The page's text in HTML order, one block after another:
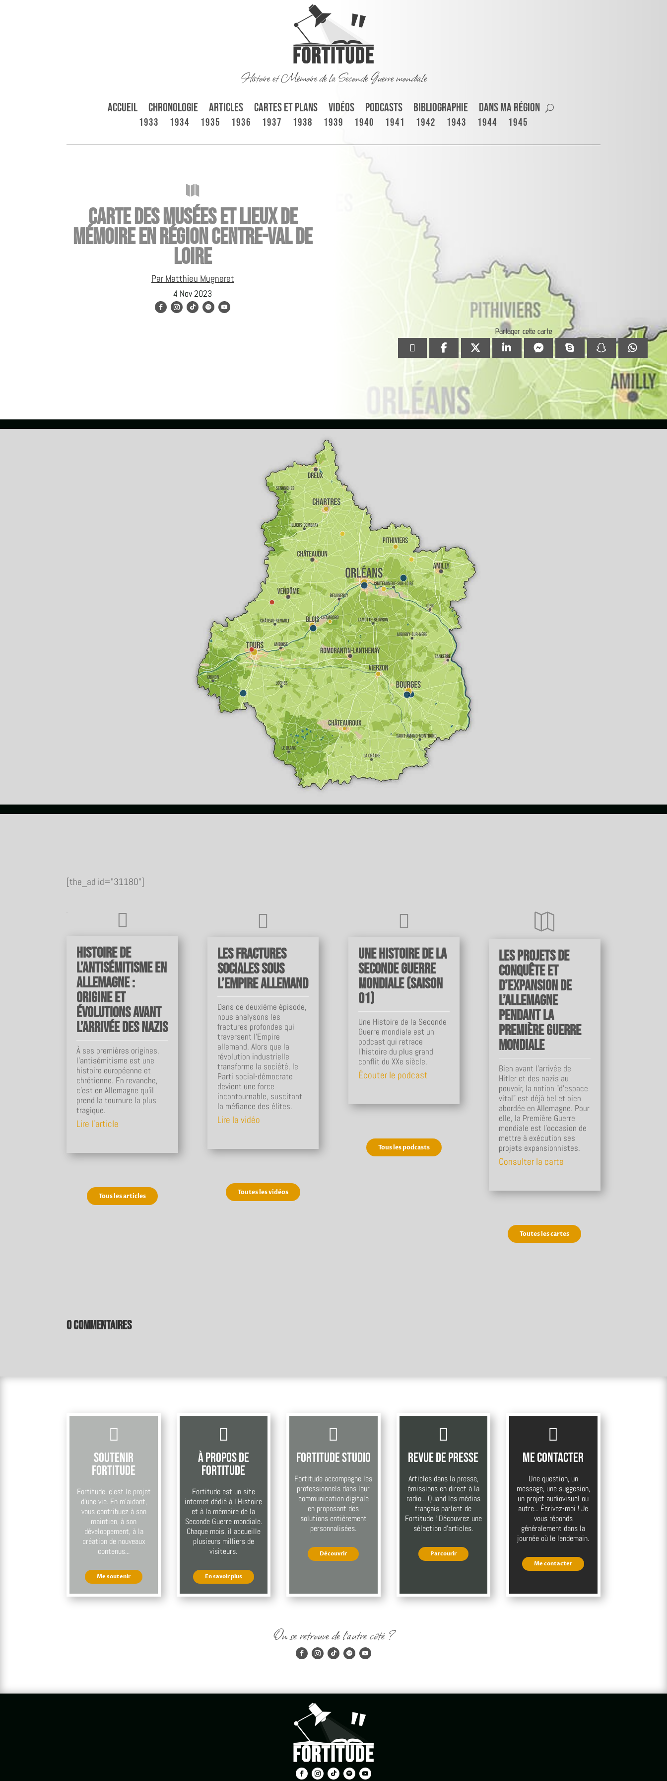
Histoire et Mémoire de la Seconde Guerre mondiale
Accueil Chronologie Articles Cartes et plans Vidéos Podcasts Bibliographie Dans ma région
1933 1934 1935 1936 1937 1938 1939 1940 1941 1942 1943 1944 1945

Carte des musées et lieux de
mémoire en région Centre-Val de
Loire
Par Matthieu Mugneret
4 Nov 2023
Partager cette carte
[the_ad id="31180"]

Histoire de
l’antisémitisme en
Allemagne :
origine et
évolutions avant
l’arrivée des nazis
À ses premières origines,
l'antisémitisme est une
histoire européenne et
chrétienne. En revanche,
c'est en Allemagne qu'il
prend la tournure la plus
tragique.
Lire l'article
Tous les articles

Les fractures
sociales sous
l’Empire allemand
Dans ce deuxième épisode,
nous analysons les
fractures profondes qui
traversent l’Empire
allemand. Alors que la
révolution industrielle
transforme la société, le
Parti social-démocrate
devient une force
incontournable, suscitant
la méfiance des élites.
Lire la vidéo
Toutes les vidéos

Une Histoire de la
Seconde Guerre
mondiale (Saison
01)
Une Histoire de la Seconde
Guerre mondiale est un
podcast qui retrace
l'histoire du plus grand
conflit du XXe siècle.
Écouter le podcast
Tous les podcasts

Les projets de
conquête et
d’expansion de
l’Allemagne
pendant la
Première Guerre
mondiale
Bien avant l’arrivée de
Hitler et des nazis au
pouvoir, la notion "d’espace
vital" est déjà bel et bien
abordée en Allemagne. Pour
elle, la Première Guerre
mondiale est l’occasion de
mettre à exécution ses
projets expansionnistes.
Consulter la carte
Toutes les cartes
0 commentaires

Soutenir
Fortitude
Fortitude, c’est le projet
d’une vie. En m’aidant,
vous contribuez à son
maintien, à son
développement, à la
création de nouveaux
contenus...
Me soutenir

À propos de
Fortitude
Fortitude est un site
internet dédié à l’Histoire
et à la mémoire de la
Seconde Guerre mondiale.
Chaque mois, il accueille
plusieurs milliers de
visiteurs.
En savoir plus

Fortitude Studio
Fortitude accompagne les
professionnels dans leur
communication digitale
en proposant des
solutions entièrement
personnalisées.
Découvrir

Revue de presse
Articles dans la presse,
émissions en direct à la
radio... Quand les médias
français parlent de
Fortitude ! Découvrez une
sélection d'articles.
Parcourir

Me contacter
Une question, un
message, une suggesion,
un projet audiovisuel ou
autre... Écrivez-moi ! Je
vous réponds
généralement dans la
journée où le lendemain.
Me contacter
On se retrouve de l'autre côté ?